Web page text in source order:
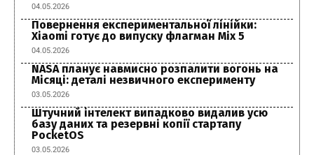
04.05.2026
Повернення експериментальної лінійки:
Xiaomi готує до випуску флагман Mix 5
04.05.2026
NASA планує навмисно розпалити вогонь на
Місяці: деталі незвичного експерименту
03.05.2026
Штучний інтелект випадково видалив усю
базу даних та резервні копії стартапу
PocketOS
03.05.2026